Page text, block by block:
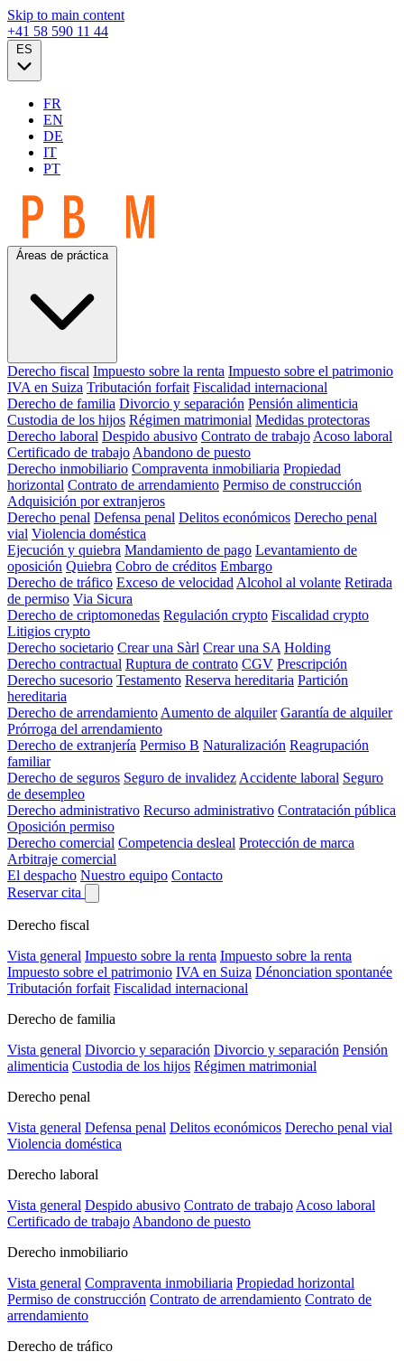
Skip to main content
+41 58 590 11 44
FR
EN
DE
IT
PT
Áreas de práctica
Derecho fiscal Impuesto sobre la renta Impuesto sobre el patrimonio
IVA en Suiza Tributación forfait Fiscalidad internacional
Derecho de familia Divorcio y separación Pensión alimenticia
Custodia de los hijos Régimen matrimonial Medidas protectoras
Derecho laboral Despido abusivo Contrato de trabajo Acoso laboral
Certificado de trabajo Abandono de puesto
Derecho inmobiliario Compraventa inmobiliaria Propiedad
horizontal Contrato de arrendamiento Permiso de construcción
Adquisición por extranjeros
Derecho penal Defensa penal Delitos económicos Derecho penal
vial Violencia doméstica
Ejecución y quiebra Mandamiento de pago Levantamiento de
oposición Quiebra Cobro de créditos Embargo
Derecho de tráfico Exceso de velocidad Alcohol al volante Retirada
de permiso Via Sicura
Derecho de criptomonedas Regulación crypto Fiscalidad crypto
Litigios crypto
Derecho societario Crear una Sàrl Crear una SA Holding
Derecho contractual Ruptura de contrato CGV Prescripción
Derecho sucesorio Testamento Reserva hereditaria Partición
hereditaria
Derecho de arrendamiento Aumento de alquiler Garantía de alquiler
Prórroga del arrendamiento
Derecho de extranjería Permiso B Naturalización Reagrupación
familiar
Derecho de seguros Seguro de invalidez Accidente laboral Seguro
de desempleo
Derecho administrativo Recurso administrativo Contratación pública
Oposición permiso
Derecho comercial Competencia desleal Protección de marca
Arbitraje comercial
El despacho Nuestro equipo Contacto
Reservar cita
Derecho fiscal
Vista general Impuesto sobre la renta Impuesto sobre la renta
Impuesto sobre el patrimonio IVA en Suiza Dénonciation spontanée
Tributación forfait Fiscalidad internacional
Derecho de familia
Vista general Divorcio y separación Divorcio y separación Pensión
alimenticia Custodia de los hijos Régimen matrimonial
Derecho penal
Vista general Defensa penal Delitos económicos Derecho penal vial
Violencia doméstica
Derecho laboral
Vista general Despido abusivo Contrato de trabajo Acoso laboral
Certificado de trabajo Abandono de puesto
Derecho inmobiliario
Vista general Compraventa inmobiliaria Propiedad horizontal
Permiso de construcción Contrato de arrendamiento Contrato de
arrendamiento
Derecho de tráfico